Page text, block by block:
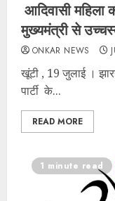
आदिवासी महिला
मुख्यमंत्री से
ONKAR NEWS
खूंटी , 19 जुलाई ।
पार्टी के...
READ MORE
1 minute read